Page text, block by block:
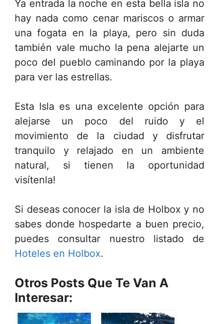
Ya entrada la noche en esta bella isla no
hay nada como cenar mariscos o armar
una fogata en la playa, pero sin duda
también vale mucho la pena alejarte un
poco del pueblo caminando por la playa
para ver las estrellas.
Esta Isla es una excelente opción para
alejarse un poco del ruido y el
movimiento de la ciudad y disfrutar
tranquilo y relajado en un ambiente
natural, si tienen la oportunidad
visítenla!
Si deseas conocer la isla de Holbox y no
sabes donde hospedarte a buen precio,
puedes consultar nuestro listado de
Hoteles en Holbox.
Otros Posts Que Te Van A
Interesar: